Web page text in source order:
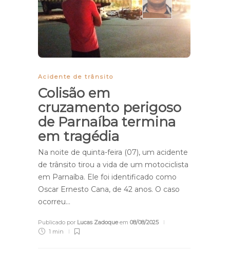
Acidente de trânsito
Colisão em
cruzamento perigoso
de Parnaíba termina
em tragédia
Na noite de quinta-feira (07), um acidente
de trânsito tirou a vida de um motociclista
em Parnaíba. Ele foi identificado como
Oscar Ernesto Cana, de 42 anos. O caso
ocorreu…
Publicado por Lucas Zadoqueem 08/08/2025
1 min